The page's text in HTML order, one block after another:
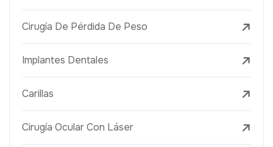
Cirugía De Pérdida De Peso
Implantes Dentales
Carillas
Cirugía Ocular Con Láser